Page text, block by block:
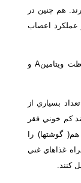
هم چنين در
عملكرد اعصاب
- ويتامين E يك آنتي اكسيدان است كه در حفاظت ويتامينA و
بسياري از
كم خوني فقر
گوشتها) را
غذاهاي غني